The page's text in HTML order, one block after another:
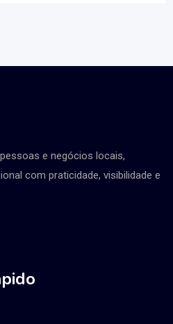
e negócios locais,
com praticidade, visibilidade e